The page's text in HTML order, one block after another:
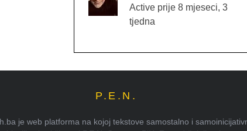
Active prije 8 mjeseci, 3
tjedna
P.E.N.
je web platforma na kojoj tekstove samostalno i